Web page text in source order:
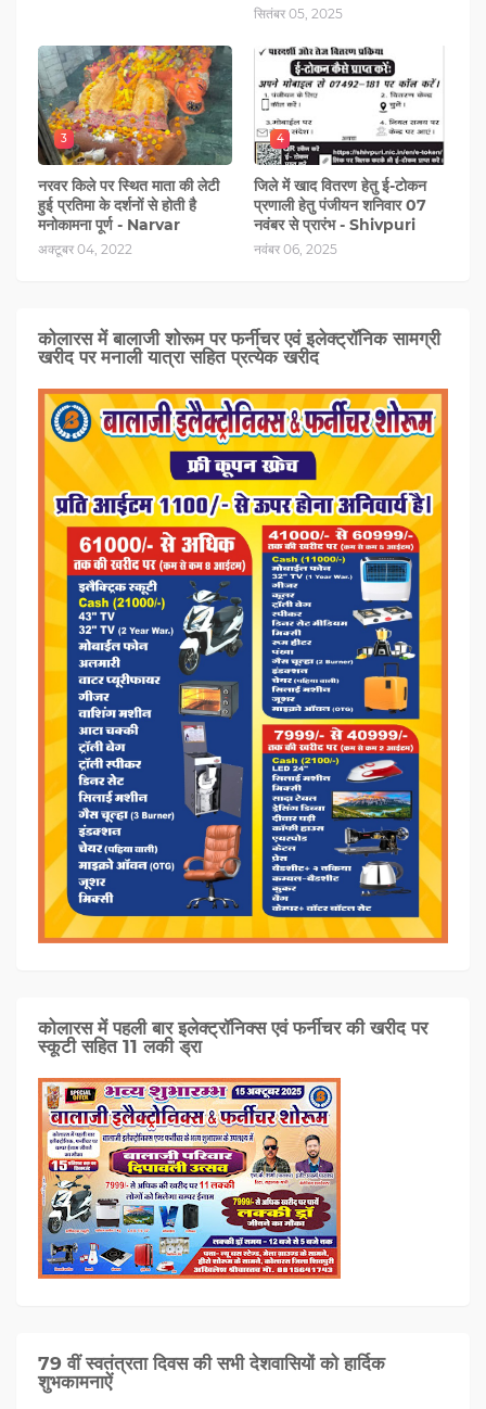
सितंबर 05, 2025
3
नरवर किले पर स्थित माता की लेटी
हुई प्रतिमा के दर्शनों से होती है
मनोकामना पूर्ण - Narvar
अक्टूबर 04, 2022
4
जिले में खाद वितरण हेतु ई-टोकन
प्रणाली हेतु पंजीयन शनिवार 07
नवंबर से प्रारंभ - Shivpuri
नवंबर 06, 2025
कोलारस में बालाजी शोरूम पर फर्नीचर एवं इलेक्ट्रॉनिक सामग्री
खरीद पर मनाली यात्रा सहित प्रत्‍येक खरीद
कोलारस में पहली बार इलेक्ट्रॉनिक्स एवं फर्नीचर की खरीद पर
स्कूटी सहित 11 लकी ड्रा
79 वीं स्वतंत्रता दिवस की सभी देशवासियों को हार्दिक
शुभकामनाऐं